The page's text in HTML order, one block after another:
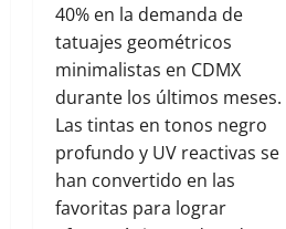
40% en la demanda de
tatuajes geométricos
minimalistas en CDMX
durante los últimos meses.
Las tintas en tonos negro
profundo y UV reactivas se
han convertido en las
favoritas para lograr